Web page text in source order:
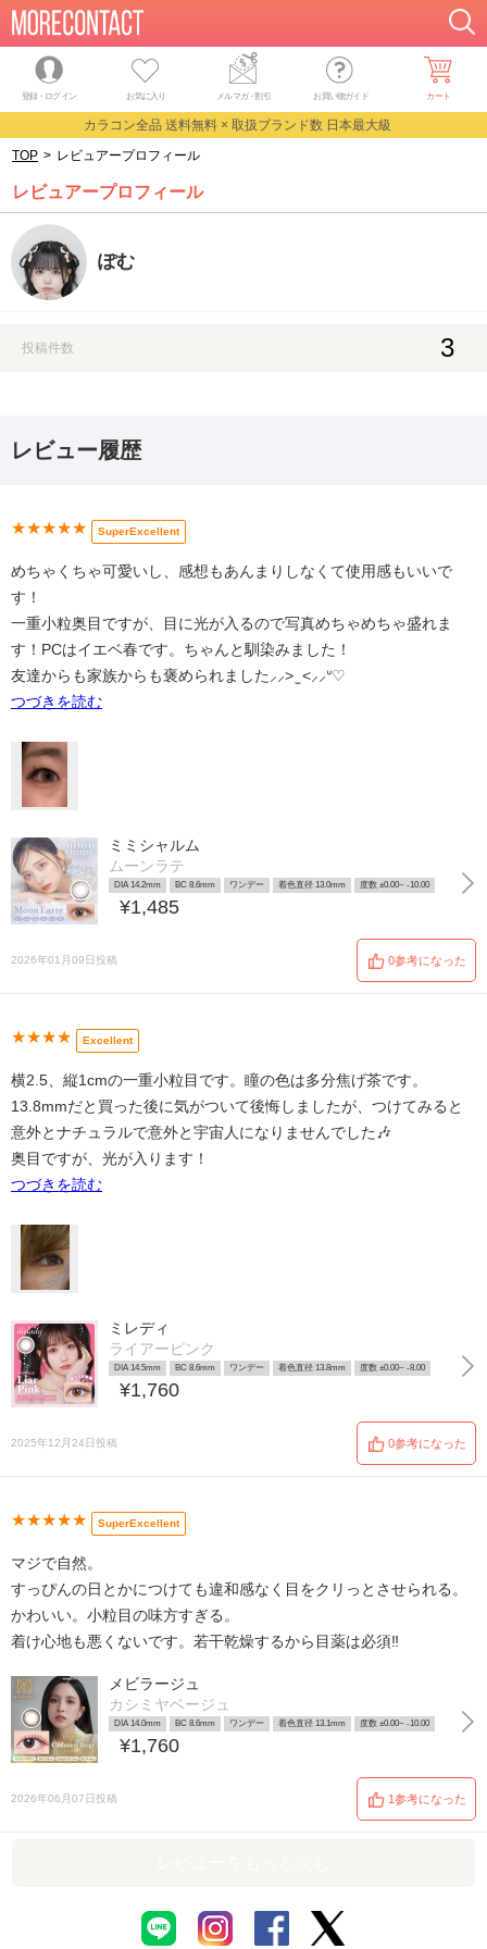
登録・ログイン お気に入り メルマガ・割引 お買い物ガイド カート
カラコン全品 送料無料 × 取扱ブランド数 日本最大級
TOP > レビュアープロフィール
レビュアープロフィール
ぽむ
投稿件数 3
レビュー履歴
★★★★★ SuperExcellent
めちゃくちゃ可愛いし、感想もあんまりしなくて使用感もいいで
す！
一重小粒奥目ですが、目に光が入るので写真めちゃめちゃ盛れま
す！PCはイエベ春です。ちゃんと馴染みました！
友達からも家族からも褒められました⸝⸝> ̫ <⸝⸝ᐡ♡
つづきを読む
ミミシャルム
ムーンラテ
DIA 14.2mm BC 8.6mm ワンデー 着色直径 13.0mm 度数 ±0.00~ -10.00
¥1,485
2026年01月09日投稿 0参考になった
★★★★ Excellent
横2.5、縦1cmの一重小粒目です。瞳の色は多分焦げ茶です。
13.8mmだと買った後に気がついて後悔しましたが、つけてみると
意外とナチュラルで意外と宇宙人になりませんでした🎶
奥目ですが、光が入ります！
つづきを読む
ミレディ
ライアーピンク
DIA 14.5mm BC 8.6mm ワンデー 着色直径 13.8mm 度数 ±0.00~ -8.00
¥1,760
2025年12月24日投稿 0参考になった
★★★★★ SuperExcellent
マジで自然。
すっぴんの日とかにつけても違和感なく目をクリっとさせられる。
かわいい。小粒目の味方すぎる。
着け心地も悪くないです。若干乾燥するから目薬は必須‼️
メビラージュ
カシミヤベージュ
DIA 14.0mm BC 8.6mm ワンデー 着色直径 13.1mm 度数 ±0.00~ -10.00
¥1,760
2026年06月07日投稿 1参考になった